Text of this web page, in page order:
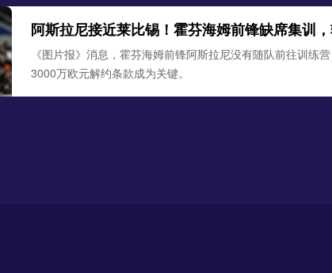
阿斯拉尼接近莱比锡！霍芬海姆前锋缺席集训
《图片报》消息，霍芬海姆前锋阿斯拉尼没有随队前往训练
3000万欧元解约条款成为关键。